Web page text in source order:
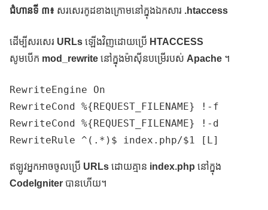
ជំហានទី ៣៖ សរសេរកូដខាងក្រោមនៅក្នុងឯកសារ .htaccess
ដើម្បីសរសេរ URLs ឡើងវិញដោយប្រើ HTACCESS
សូមបើក mod_rewrite នៅក្នុងម៉ាស៊ីនបម្រើរបស់ Apache ។
RewriteEngine On
RewriteCond %{REQUEST_FILENAME} !-f
RewriteCond %{REQUEST_FILENAME} !-d
RewriteRule ^(.*)$ index.php/$1 [L]
ឥឡូវអ្នកអាចចូលប្រើ URLs ដោយគ្មាន index.php នៅក្នុង
CodeIgniter បានហើយ។